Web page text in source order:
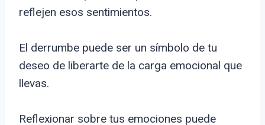
reflejen esos sentimientos.
El derrumbe puede ser un símbolo de tu
deseo de liberarte de la carga emocional que
llevas.
Reflexionar sobre tus emociones puede